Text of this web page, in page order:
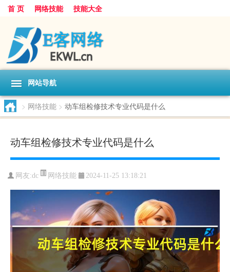
首 页 网络技能 技能大全
网站导航
> 网络技能 > 动车组检修技术专业代码是什么
动车组检修技术专业代码是什么
网友:dc 网络技能 2024-11-25 13:18:21